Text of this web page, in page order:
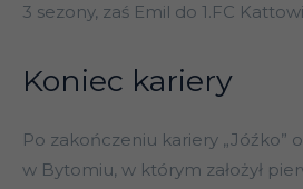
3 sezony, zaś Emil do 1.FC
Koniec kariery
Po zakończeniu kariery „Jóźko”
w Bytomiu, w którym założył